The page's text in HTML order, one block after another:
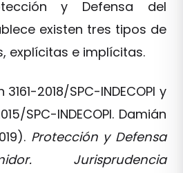
y Defensa del
existen tres tipos de
explícitas e implícitas.
2018/SPC-INDECOPI y
SPC-INDECOPI. Damián
Protección y Defensa
Jurisprudencia